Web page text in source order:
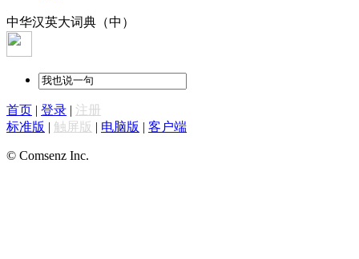
中华汉英大词典（中）
首页 | 登录 | 注册
标准版 | 触屏版 | 电脑版 | 客户端
© Comsenz Inc.